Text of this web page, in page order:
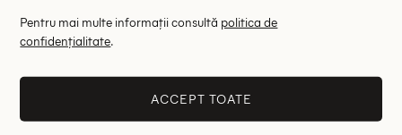
Pentru mai multe informații consultă politica de
confidențialitate.
ACCEPT TOATE